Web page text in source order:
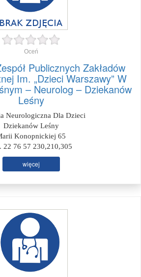
Oceń
Publicznych Zakładów
Im. „Dzieci Warszawy” W
– Neurolog – Dziekanów
Leśny
Neurologiczna Dla Dzieci
Dziekanów Leśny
Konopnickiej 65
22 76 57 230,210,305
więcej